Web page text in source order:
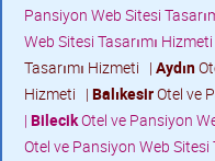
Pansiyon Web Sitesi
Web Sitesi Tasarımı Hizmeti
Tasarımı Hizmeti | Aydın
Hizmeti | BalıkesirOtel ve
| BilecikOtel ve Pansiyon
Otel ve Pansiyon Web Sitesi